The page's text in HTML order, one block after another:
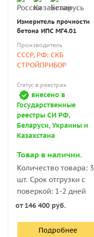
Измеритель прочности
бетона ИПС МГ4.01
Производитель
СССР, РФ: СКБ
СТРОЙПРИБОР
Статус в реестрах
внесено в
Государственные
реестры СИ РФ,
Беларуси, Украины и
Казахстана
Товар в наличии.
Количество товара: 3
шт. Срок отгрузки с
поверкой: 1-2 дней
от 146 400 руб.
Подробнее